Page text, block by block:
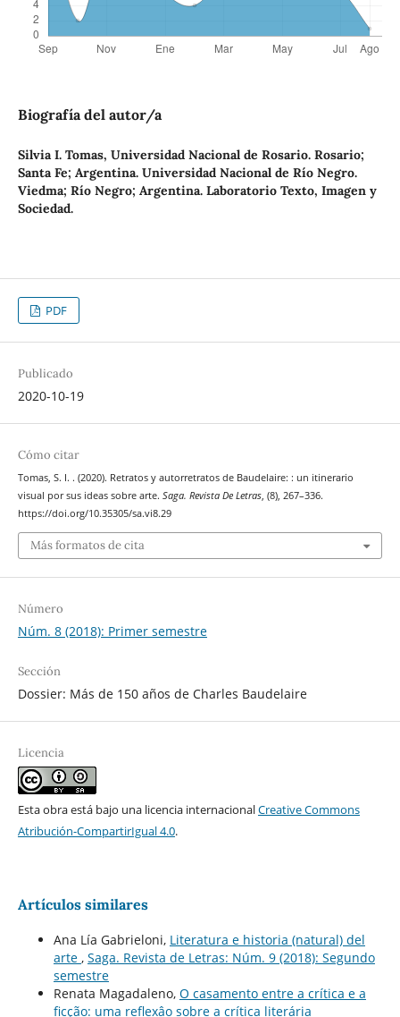
Biografía del autor/a
Silvia I. Tomas, Universidad Nacional de Rosario. Rosario;
Santa Fe; Argentina. Universidad Nacional de Río Negro.
Viedma; Río Negro; Argentina. Laboratorio Texto, Imagen y
Sociedad.
PDF
Publicado
2020-10-19
Cómo citar
Tomas, S. I. . (2020). Retratos y autorretratos de Baudelaire: : un itinerario
visual por sus ideas sobre arte. Saga. Revista De Letras, (8), 267–336.
https://doi.org/10.35305/sa.vi8.29
Más formatos de cita
Número
Núm. 8 (2018): Primer semestre
Sección
Dossier: Más de 150 años de Charles Baudelaire
Licencia
Esta obra está bajo una licencia internacionalCreative Commons
Atribución-CompartirIgual 4.0.
Artículos similares
Ana Lía Gabrieloni, Literatura e historia (natural) del
arte , Saga. Revista de Letras: Núm. 9 (2018): Segundo
semestre
Renata Magadaleno, O casamento entre a crítica e a
ficção: uma reflexâo sobre a crítica literária